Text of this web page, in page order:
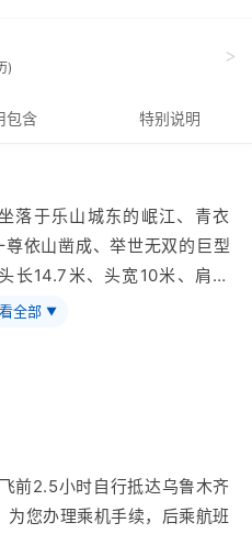
)
>
包含 特别说明
落于乐山城东的岷江、青衣
依山凿成、举世无双的巨型
长14.7米、头宽10米、肩宽
的乐山佛因而成为当之无愧
全部 ▼
前2.5小时自行抵达乌鲁木齐
您办理乘机手续，后乘航班